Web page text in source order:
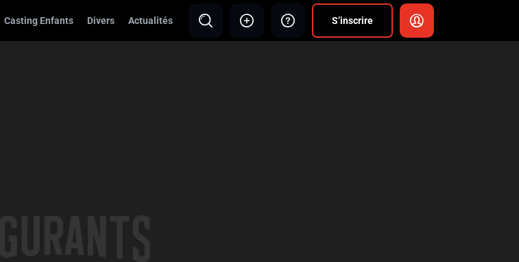
Casting Enfants Divers Actualités S’inscrire